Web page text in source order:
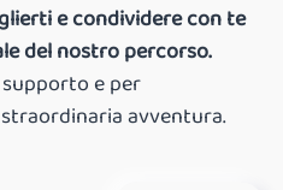
e condividere con te
del nostro percorso.
e per
avventura.